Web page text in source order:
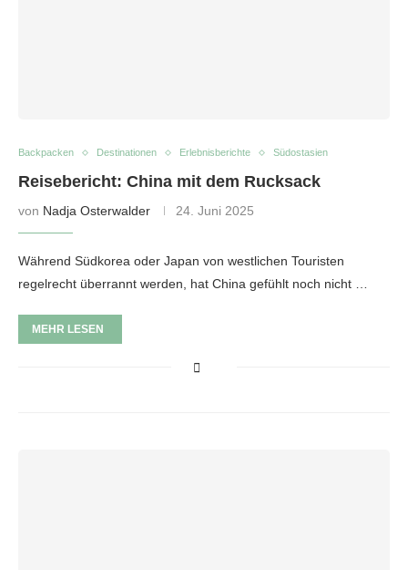
Backpacken Destinationen Erlebnisberichte Südostasien
Reisebericht: China mit dem Rucksack
von Nadja Osterwalder 24. Juni 2025
Während Südkorea oder Japan von westlichen Touristen
regelrecht überrannt werden, hat China gefühlt noch nicht …
MEHR LESEN